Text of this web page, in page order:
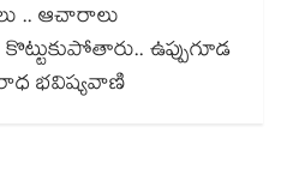
.. ఆచారాలు
ఉప్పుగూడ
భవిష్యవాణి